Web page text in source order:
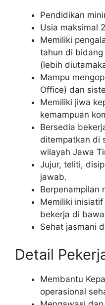
Pendidikan
Usia maksimal
Memiliki
tahun di
(lebih
Mampu
Office) dan
Memiliki jiwa
kemampuan
Bersedia
ditempatkan di
wilayah Jawa
Jujur, teliti,
jawab.
Berpenampilan
Memiliki
bekerja di
Sehat jasmani
Detail
Membantu
operasional